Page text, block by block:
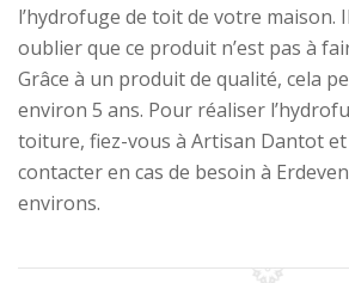
l’hydrofuge de toit de votre maison.
oublier que ce produit n’est pas à
Grâce à un produit de qualité, cela
environ 5 ans. Pour réaliser
toiture, fiez-vous à Artisan Dantot et
contacter en cas de besoin à
environs.